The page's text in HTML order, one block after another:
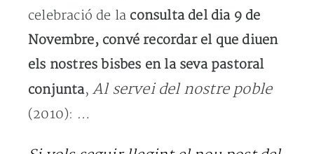
celebració de la consulta del dia 9 de
Novembre, convé recordar el que diuen
els nostres bisbes en la seva pastoral
conjunta,Al servei del nostre poble
(2010): …